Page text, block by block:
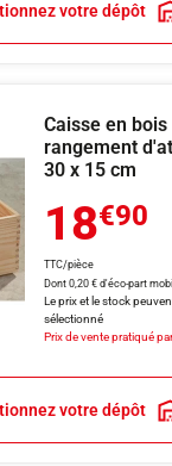
votre dépôt
Caisse en
rangement
30 x 15 cm
18€90
TTC/pièce
Dont 0,20 € d'éco-part
Le prix et le stock
sélectionné
Prix de vente pratiqué
votre dépôt